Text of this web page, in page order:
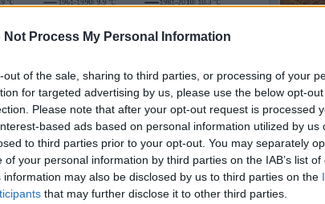
Not Process My Personal Information
out of the sale, sharing to third parties, or processing of your
for targeted advertising by us, please use the below opt-
Please note that after your opt-out request is processed
based ads based on personal information utilized by us
to third parties prior to your opt-out. You may separately
of your personal information by third parties on the IAB’s list of
information may also be disclosed by us to third parties on the
that may further disclose it to other third parties.
normál értékekkel;
átlaghőmérséklet 1,66 fokkal múlja felül az
év volt a legmelegebb.
mintha